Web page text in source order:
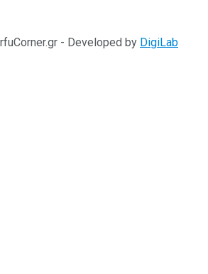
- Developed by DigiLab